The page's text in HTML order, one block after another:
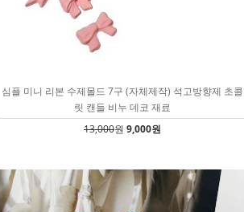
심플 미니 리본 수제몰드 7구 (자체제작) 석고방향제 초콜
릿 캔들 비누 데코 재료
13,000원 9,000원